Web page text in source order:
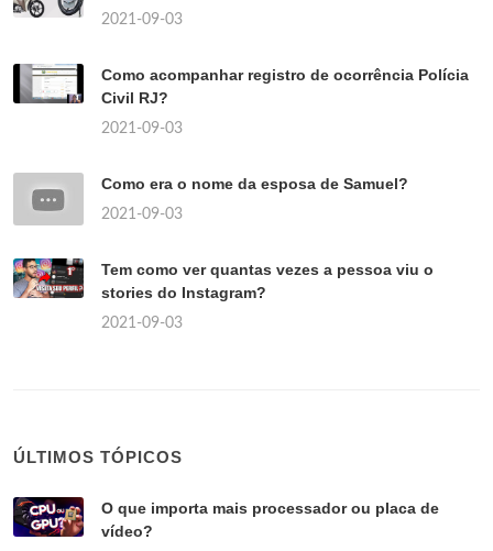
2021-09-03
Como acompanhar registro de ocorrência Polícia
Civil RJ?
2021-09-03
Como era o nome da esposa de Samuel?
2021-09-03
Tem como ver quantas vezes a pessoa viu o
stories do Instagram?
2021-09-03
ÚLTIMOS TÓPICOS
O que importa mais processador ou placa de
vídeo?